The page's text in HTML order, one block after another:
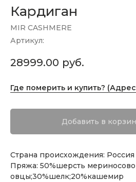
Кардиган
MIR CASHMERE
Артикул:
28999.00 руб.
Где померить и купить?
Добавить в
Страна происхождения: Россия
Пряжа: 50%шерсть
овцы;30%шелк;20%кашемир